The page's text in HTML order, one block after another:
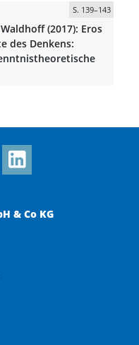
S. 139–143
(2017): Eros
des Denkens:
& Co KG